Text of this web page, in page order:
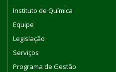
Instituto de Química
Equipe
Legislação
Serviços
Programa de Gestão